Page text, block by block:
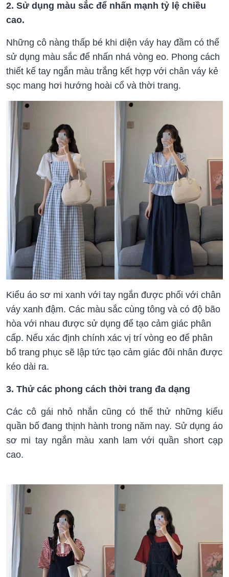
2. Sử dụng màu sắc để nhấn mạnh tỷ lệ chiều
cao.
Những cô nàng thấp bé khi diện váy hay đầm có thể
sử dụng màu sắc để nhấn nhá vòng eo. Phong cách
thiết kế tay ngắn màu trắng kết hợp với chân váy kẻ
sọc mang hơi hướng hoài cổ và thời trang.
Kiểu áo sơ mi xanh với tay ngắn được phối với chân
váy xanh đậm. Các màu sắc cùng tông và có độ bão
hòa với nhau được sử dụng để tạo cảm giác phân
cấp. Nếu xác định chính xác vị trí vòng eo để phân
bổ trang phục sẽ lập tức tạo cảm giác đôi nhân được
kéo dài ra.
3. Thử các phong cách thời trang đa dạng
Các cô gái nhỏ nhắn cũng có thể thử những kiểu
quần bố đang thịnh hành trong năm nay. Sử dụng áo
sơ mi tay ngắn màu xanh lam với quần short cạp
cao.